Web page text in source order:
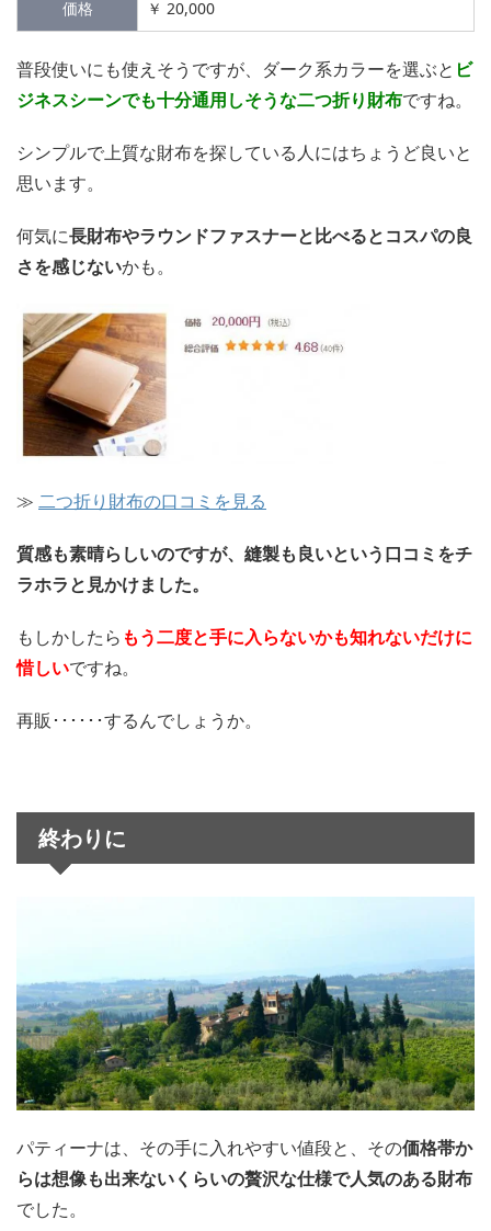
価格 ￥ 20,000
普段使いにも使えそうですが、ダーク系カラーを選ぶと ビ
ジネスシーンでも十分通用しそうな二つ折り財布ですね。
シンプルで上質な財布を探している人にはちょうど良いと
思います。
何気に長財布やラウンドファスナーと比べるとコスパの良
さを感じないかも。
≫ 二つ折り財布の口コミを見る
質感も素晴らしいのですが、縫製も良いという口コミをチ
ラホラと見かけました。
もしかしたら もう二度と手に入らないかも知れないだけに
惜しいですね。
再販･･････するんでしょうか。
終わりに
パティーナは、その手に入れやすい値段と、その価格帯か
らは想像も出来ないくらいの贅沢な仕様で人気のある財布
でした。